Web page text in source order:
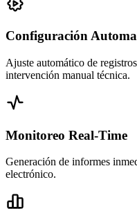
Configuración
Ajuste automático de
intervención manual técnica.
Monitoreo Real-Time
Generación de informes
electrónico.